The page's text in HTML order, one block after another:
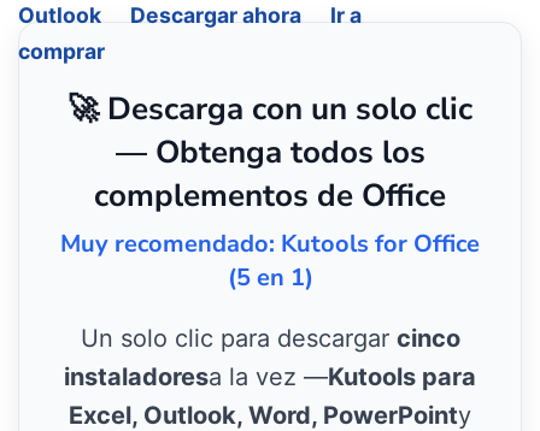
Outlook
Descargar ahora
Ir a
comprar
🚀 Descarga con un solo clic
— Obtenga todos los
complementos de Office
Muy recomendado: Kutools for Office
(5 en 1)
Un solo clic para descargar cinco
instaladoresa la vez —Kutools para
Excel, Outlook, Word, PowerPointy